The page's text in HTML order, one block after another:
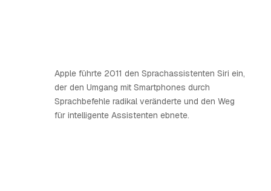
Apple führte 2011 den Sprachassistenten Siri ein,
der den Umgang mit Smartphones durch
Sprachbefehle radikal veränderte und den Weg
für intelligente Assistenten ebnete.